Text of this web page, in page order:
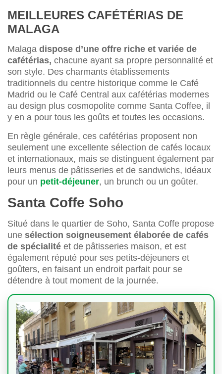
MEILLEURES CAFÉTÉRIAS DE
MALAGA
Malaga dispose d’une offre riche et variée de
cafétérias, chacune ayant sa propre personnalité et
son style. Des charmants établissements
traditionnels du centre historique comme le Café
Madrid ou le Café Central aux cafétérias modernes
au design plus cosmopolite comme Santa Coffee, il
y en a pour tous les goûts et toutes les occasions.
En règle générale, ces cafétérias proposent non
seulement une excellente sélection de cafés locaux
et internationaux, mais se distinguent également par
leurs menus de pâtisseries et de sandwichs, idéaux
pour un petit-déjeuner, un brunch ou un goûter.
Santa Coffe Soho
Situé dans le quartier de Soho, Santa Coffe propose
une sélection soigneusement élaborée de cafés
de spécialité et de pâtisseries maison, et est
également réputé pour ses petits-déjeuners et
goûters, en faisant un endroit parfait pour se
détendre à tout moment de la journée.